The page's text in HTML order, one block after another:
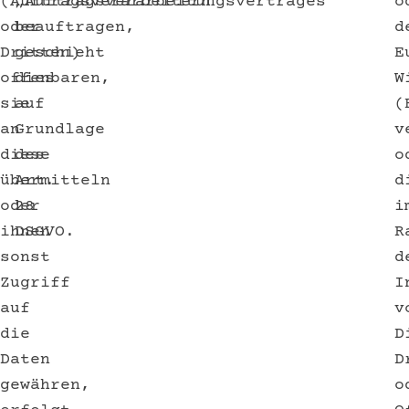
oder
Dritten)
offenbaren,
sie
an
diese
übermitteln
oder
ihnen
sonst
Zugriff
auf
die
Daten
gewähren,
beauftragen,
geschieht
dies
auf
Grundlage
des
Art.
28
DSGVO.